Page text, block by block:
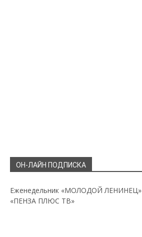
ОН-ЛАЙН ПОДПИСКА
Еженедельник «МОЛОДОЙ ЛЕНИНЕЦ»
«ПЕНЗА ПЛЮС ТВ»